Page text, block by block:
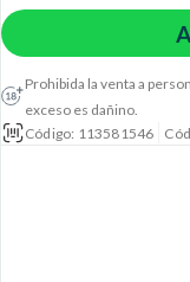
Prohibida la venta a
exceso es dañino.
Código: 113581546